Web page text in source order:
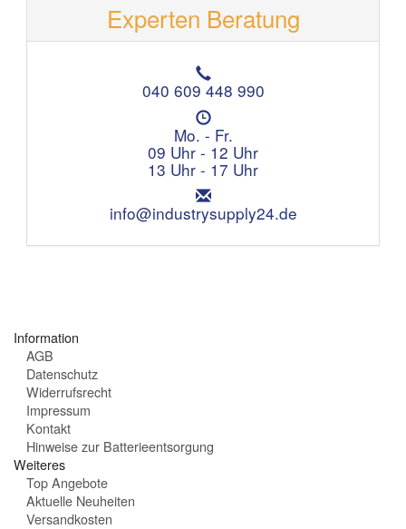
Experten Beratung
T
e
e
o
n
:
040 609 448 990
Ö
f
n
u
n
g
Mo. - Fr.
09 Uhr - 12 Uhr
13 Uhr - 17 Uhr
E
m
i
info@industrysupply24.de
Information
AGB
Datenschutz
Widerrufsrecht
Impressum
Kontakt
Hinweise zur Batterieentsorgung
Weiteres
Top Angebote
Aktuelle Neuheiten
Versandkosten